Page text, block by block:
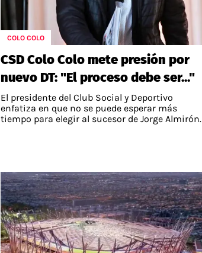
COLO COLO
CSD Colo Colo mete presión por
nuevo DT: "El proceso debe ser..."
El presidente del Club Social y Deportivo
enfatiza en que no se puede esperar más
tiempo para elegir al sucesor de Jorge Almirón.